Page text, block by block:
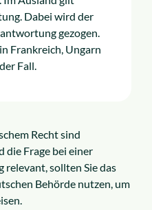
Dabei wird der
gezogen.
Frankreich, Ungarn
Fall.
Recht sind
die Frage bei einer
sollten Sie das
Behörde nutzen, um